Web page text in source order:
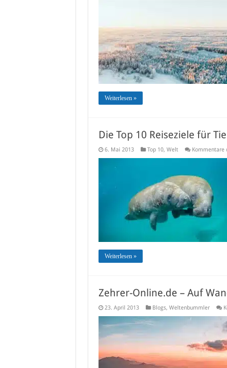
Weiterlesen »
Die Top 10 Reiseziele für
6. Mai 2013 Top 10, Welt Kommentare
Weiterlesen »
Zehrer-Online.de – Auf
23. April 2013 Blogs, Weltenbummler